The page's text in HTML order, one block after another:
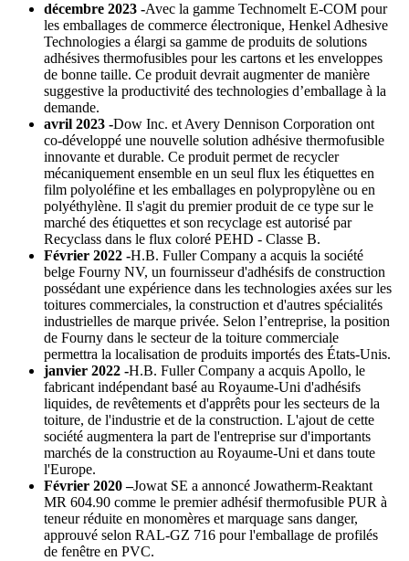
décembre 2023 -Avec la gamme Technomelt E-COM pour
les emballages de commerce électronique, Henkel Adhesive
Technologies a élargi sa gamme de produits de solutions
adhésives thermofusibles pour les cartons et les enveloppes
de bonne taille. Ce produit devrait augmenter de manière
suggestive la productivité des technologies d’emballage à la
demande.
avril 2023 -Dow Inc. et Avery Dennison Corporation ont
co-développé une nouvelle solution adhésive thermofusible
innovante et durable. Ce produit permet de recycler
mécaniquement ensemble en un seul flux les étiquettes en
film polyoléfine et les emballages en polypropylène ou en
polyéthylène. Il s'agit du premier produit de ce type sur le
marché des étiquettes et son recyclage est autorisé par
Recyclass dans le flux coloré PEHD - Classe B.
Février 2022 -H.B. Fuller Company a acquis la société
belge Fourny NV, un fournisseur d'adhésifs de construction
possédant une expérience dans les technologies axées sur les
toitures commerciales, la construction et d'autres spécialités
industrielles de marque privée. Selon l’entreprise, la position
de Fourny dans le secteur de la toiture commerciale
permettra la localisation de produits importés des États-Unis.
janvier 2022 -H.B. Fuller Company a acquis Apollo, le
fabricant indépendant basé au Royaume-Uni d'adhésifs
liquides, de revêtements et d'apprêts pour les secteurs de la
toiture, de l'industrie et de la construction. L'ajout de cette
société augmentera la part de l'entreprise sur d'importants
marchés de la construction au Royaume-Uni et dans toute
l'Europe.
Février 2020 –Jowat SE a annoncé Jowatherm-Reaktant
MR 604.90 comme le premier adhésif thermofusible PUR à
teneur réduite en monomères et marquage sans danger,
approuvé selon RAL-GZ 716 pour l'emballage de profilés
de fenêtre en PVC.